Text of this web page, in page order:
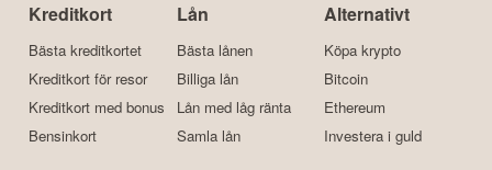
Kreditkort
Bästa kreditkortet
Kreditkort för resor
Kreditkort med bonus
Bensinkort
Lån
Bästa lånen
Billiga lån
Lån med låg ränta
Samla lån
Alternativt
Köpa krypto
Bitcoin
Ethereum
Investera i guld